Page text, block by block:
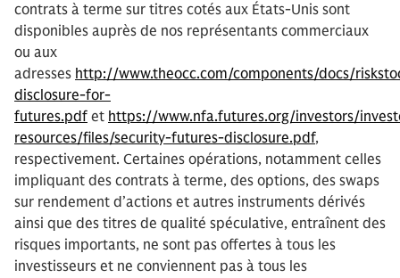
contrats à terme sur titres cotés aux États-Unis sont
disponibles auprès de nos représentants commerciaux
ou aux
adresses http://www.theocc.com/components/docs/
disclosure-for-
futures.pdf et https://www.nfa.futures.org/investors/
resources/files/security-futures-disclosure.pdf,
respectivement. Certaines opérations, notamment celles
impliquant des contrats à terme, des options, des swaps
sur rendement d’actions et autres instruments dérivés
ainsi que des titres de qualité spéculative, entraînent des
risques importants, ne sont pas offertes à tous les
investisseurs et ne conviennent pas à tous les